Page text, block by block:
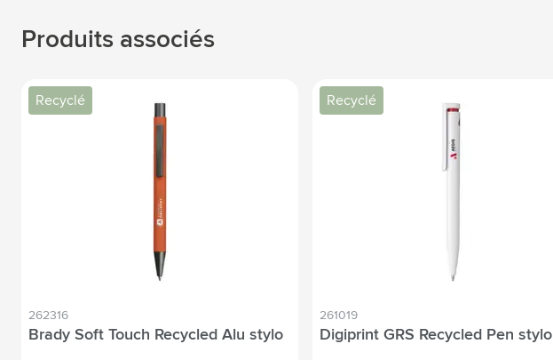
Produits associés
Recyclé
262316
Brady Soft Touch Recycled Alu stylo
Recyclé
261019
Digiprint GRS Recycled Pen stylo